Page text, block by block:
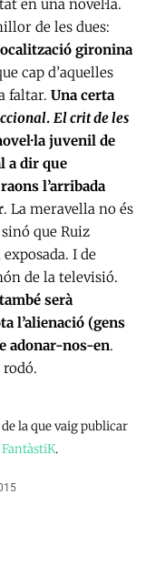
en una novel·la.
de les dues:
gironina
cap d’aquelles
faltar. Una certa
. El crit de les
juvenil de
a dir que
l’arribada
. La meravella no és
sinó que Ruiz
I de
de la televisió.
serà
l’alienació (gens
adonar-nos-en.
la que vaig publicar
FantàstiK.